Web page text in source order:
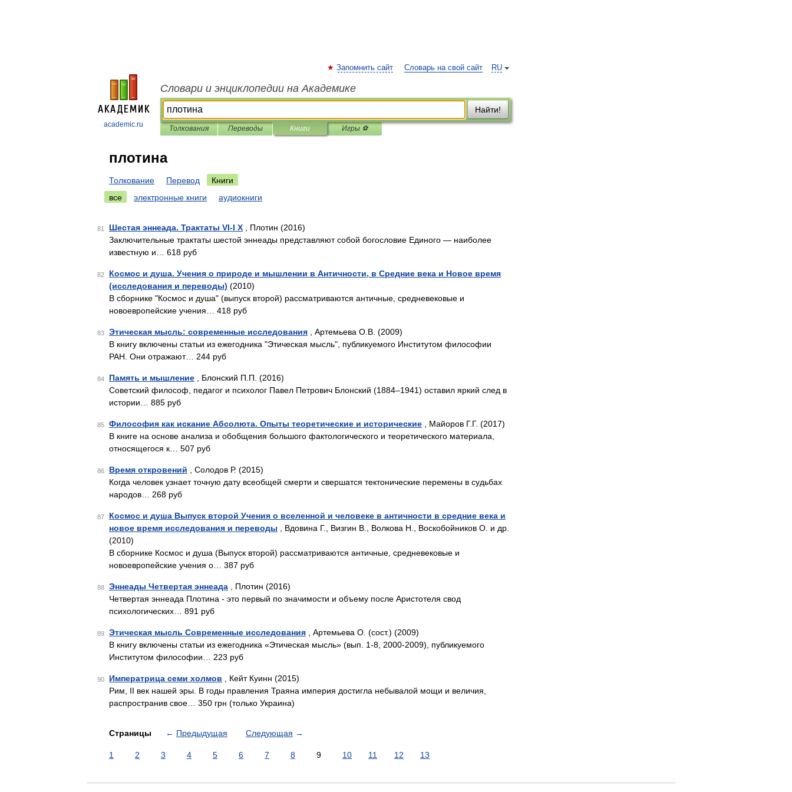
academic.ru
RU
Запомнить сайт Словарь на свой сайт
Словари и энциклопедии на Академике
Найти!
Толкования Переводы Книги Игры ⚽
плотина
Толкование Перевод
Книги
все
электронные книги аудиокниги
81 Шестая эннеада. Трактаты VI-I Х , Плотин (2016)
Заключительные трактаты шестой эннеады представляют собой богословие Единого — наиболее
известную и… 618 руб
82
Космос и душа. Учения о природе и мышлении в Античности, в Средние века и Новое время
(исследования и переводы) (2010)
В сборнике "Космос и душа" (выпуск второй) рассматриваются античные, средневековые и
новоевропейские учения… 418 руб
83 Этическая мысль: современные исследования , Артемьева О.В. (2009)
В книгу включены статьи из ежегодника "Этическая мысль", публикуемого Институтом философии
РАН. Они отражают… 244 руб
84 Память и мышление , Блонский П.П. (2016)
Советский философ, педагог и психолог Павел Петрович Блонский (1884–1941) оставил яркий след в
истории… 885 руб
85 Философия как искание Абсолюта. Опыты теоретические и исторические , Майоров Г.Г. (2017)
В книге на основе анализа и обобщения большого фактологического и теоретического материала,
относящегося к… 507 руб
86 Время откровений , Солодов Р. (2015)
Когда человек узнает точную дату всеобщей смерти и свершатся тектонические перемены в судьбах
народов… 268 руб
87
Космос и душа Выпуск второй Учения о вселенной и человеке в античности в средние века и
новое время исследования и переводы , Вдовина Г., Визгин В., Волкова Н., Воскобойников О. и др.
(2010)
В сборнике Космос и душа (Выпуск второй) рассматриваются античные, средневековые и
новоевропейские учения о… 387 руб
88 Эннеады Четвертая эннеада , Плотин (2016)
Четвертая эннеада Плотина - это первый по значимости и объему после Аристотеля свод
психологических… 891 руб
89 Этическая мысль Современные исследования , Артемьева О. (сост.) (2009)
В книгу включены статьи из ежегодника «Этическая мысль» (вып. 1-8, 2000-2009), публикуемого
Институтом философии… 223 руб
90 Императрица семи холмов , Кейт Куинн (2015)
Рим, II век нашей эры. В годы правления Траяна империя достигла небывалой мощи и величия,
распространив свое… 350 грн (только Украина)
Страницы ← Предыдущая Следующая →
1 2 3 4 5 6 7 8 9 10 11 12 13